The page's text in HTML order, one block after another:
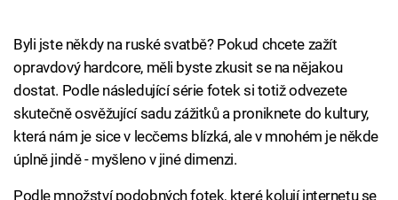
Byli jste někdy na ruské svatbě? Pokud chcete zažít
opravdový hardcore, měli byste zkusit se na nějakou
dostat. Podle následující série fotek si totiž odvezete
skutečně osvěžující sadu zážitků a proniknete do kultury,
která nám je sice v lecčems blízká, ale v mnohém je někde
úplně jindě - myšleno v jiné dimenzi.
Podle množství podobných fotek, které kolují internetu se